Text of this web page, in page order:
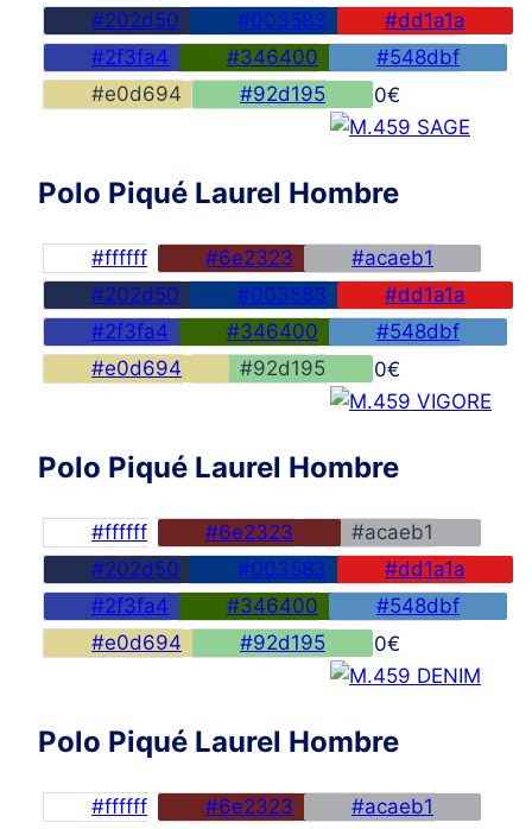
#202d50
#003583
#dd1a1a
#2f3fa4
#346400
#548dbf
#e0d694
#92d195 45,00€
Polo Piqué Laurel Hombre
#ffffff #6e2323
#acaeb1
#202d50
#003583
#dd1a1a
#2f3fa4
#346400
#548dbf
#e0d694
#92d195 45,00€
Polo Piqué Laurel Hombre
#ffffff #6e2323
#acaeb1
#202d50
#003583
#dd1a1a
#2f3fa4
#346400
#548dbf
#e0d694
#92d195 45,00€
Polo Piqué Laurel Hombre
#ffffff #6e2323 #acaeb1